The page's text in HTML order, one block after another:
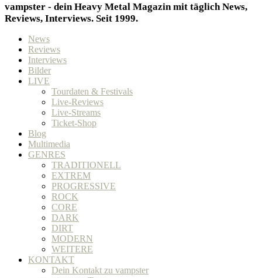
vampster - dein Heavy Metal Magazin mit täglich News,
Reviews, Interviews. Seit 1999.
News
Reviews
Interviews
Bilder
LIVE
Tourdaten & Festivals
Live-Reviews
Live-Streams
Ticket-Shop
Blog
Multimedia
GENRES
TRADITIONELL
EXTREM
PROGRESSIVE
ROCK
CORE
DARK
DIRT
MODERN
WEITERE
KONTAKT
Dein Kontakt zu vampster